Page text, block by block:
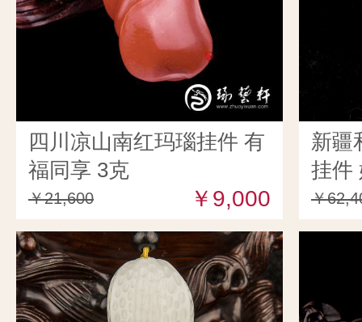
四川凉山南红玛瑙挂件 有
福同享 3克
￥21,600 ￥9,000
新疆
挂件
￥